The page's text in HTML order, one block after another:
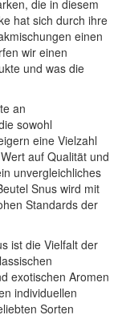
die in diesem
hat sich durch ihre
einen
wir einen
und was die
an
sowohl
eine Vielzahl
auf Qualität und
unvergleichliches
Snus wird mit
Standards der
ist die Vielfalt der
exotischen Aromen
individuellen
Sorten